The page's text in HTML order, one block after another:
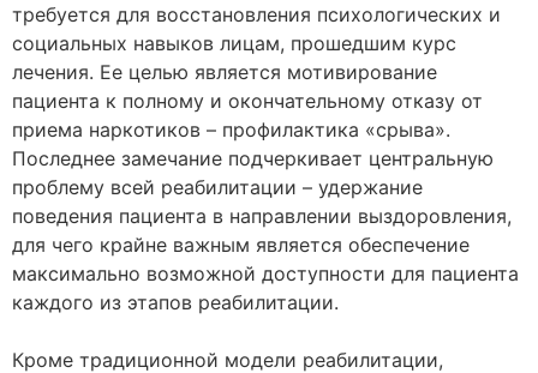
требуется для восстановления психологических и
социальных навыков лицам, прошедшим курс
лечения. Ее целью является мотивирование
пациента к полному и окончательному отказу от
приема наркотиков – профилактика «срыва».
Последнее замечание подчеркивает центральную
проблему всей реабилитации – удержание
поведения пациента в направлении выздоровления,
для чего крайне важным является обеспечение
максимально возможной доступности для пациента
каждого из этапов реабилитации.
Кроме традиционной модели реабилитации,